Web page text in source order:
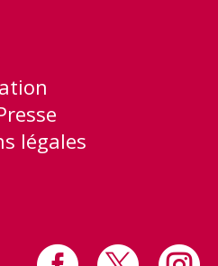
légales